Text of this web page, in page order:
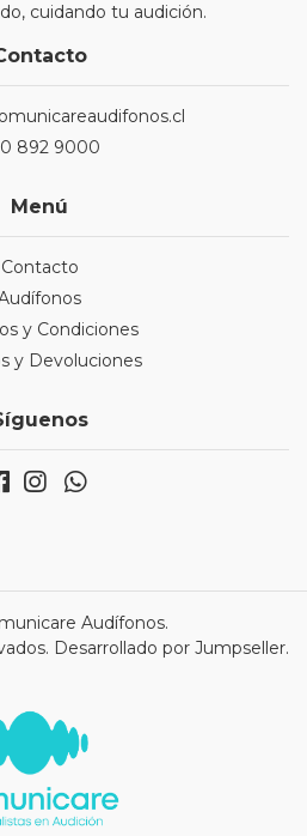
cuidando tu audición.
892 9000
Menú
Contacto
y Condiciones
y Devoluciones
Audífonos.
Desarrollado por Jumpseller.